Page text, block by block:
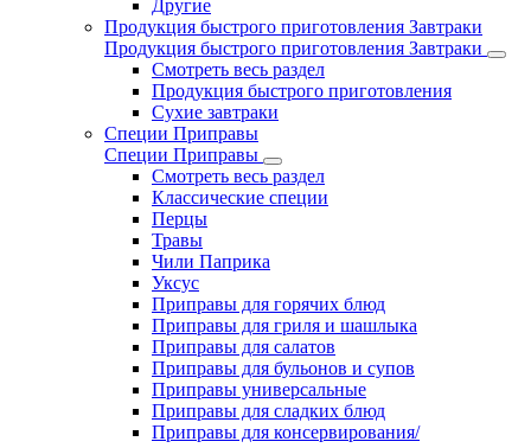
Другие
Продукция быстрого приготовления Завтраки
Продукция быстрого приготовления Завтраки
Смотреть весь раздел
Продукция быстрого приготовления
Сухие завтраки
Специи Приправы
Специи Приправы
Смотреть весь раздел
Классические специи
Перцы
Травы
Чили Паприка
Уксус
Приправы для горячих блюд
Приправы для гриля и шашлыка
Приправы для салатов
Приправы для бульонов и супов
Приправы универсальные
Приправы для сладких блюд
Приправы для консервирования/